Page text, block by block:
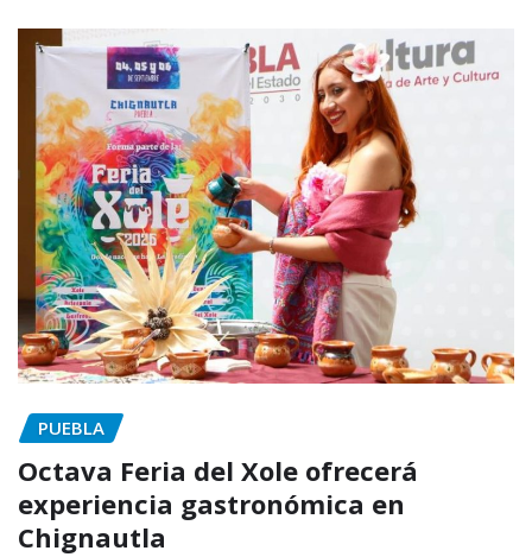
PUEBLA
Octava Feria del Xole ofrecerá
experiencia gastronómica en
Chignautla